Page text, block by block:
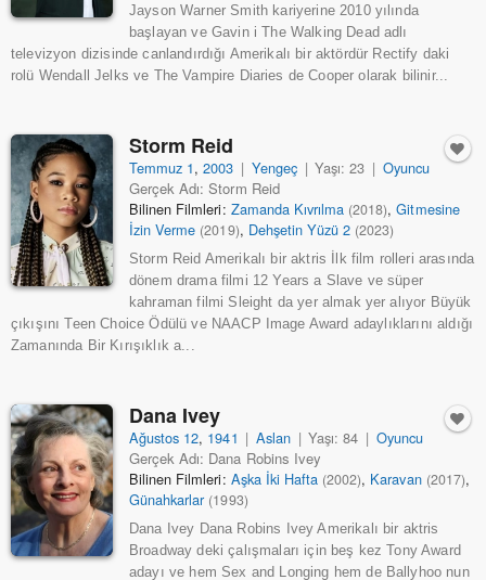
Jayson Warner Smith kariyerine 2010 yılında
başlayan ve Gavin i The Walking Dead adlı
televizyon dizisinde canlandırdığı Amerikalı bir aktördür Rectify daki
rolü Wendall Jelks ve The Vampire Diaries de Cooper olarak bilinir...
Storm Reid
Temmuz 1,2003 | Yengeç | Yaşı: 23 | Oyuncu
Gerçek Adı: Storm Reid
Bilinen Filmleri: Zamanda Kıvrılma (2018),Gitmesine
İzin Verme (2019), Dehşetin Yüzü 2 (2023)
Storm Reid Amerikalı bir aktris İlk film rolleri arasında
dönem drama filmi 12 Years a Slave ve süper
kahraman filmi Sleight da yer almak yer alıyor Büyük
çıkışını Teen Choice Ödülü ve NAACP Image Award adaylıklarını aldığı
Zamanında Bir Kırışıklık a...
Dana Ivey
Ağustos 12, 1941 | Aslan | Yaşı: 84 | Oyuncu
Gerçek Adı: Dana Robins Ivey
Bilinen Filmleri: Aşka İki Hafta (2002), Karavan (2017),
Günahkarlar (1993)
Dana Ivey Dana Robins Ivey Amerikalı bir aktris
Broadway deki çalışmaları için beş kez Tony Award
adayı ve hem Sex and Longing hem de Ballyhoo nun